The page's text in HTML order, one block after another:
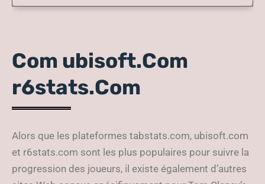
Com ubisoft.Com
r6stats.Com
Alors que les plateformes tabstats.com, ubisoft.com
et r6stats.com sont les plus populaires pour suivre la
progression des joueurs, il existe également d’autres